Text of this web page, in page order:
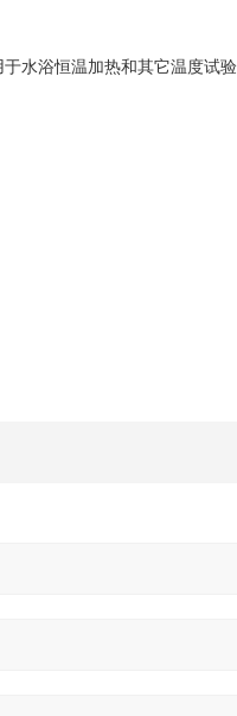
水浴恒温加热和其它温度试